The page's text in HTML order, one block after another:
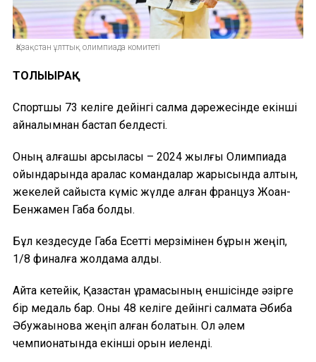
Қазақстан ұлттық олимпиада комитеті
ТОЛЫҒЫРАҚ
Спортшы 73 келіге дейінгі салмақ дәрежесінде екінші
айналымнан бастап белдесті.
Оның алғашқы қарсыласы – 2024 жылғы Олимпиада
ойындарында аралас командалар жарысында алтын,
жекелей сайыста күміс жүлде алған француз Жоан-
Бенжамен Габа болды.
Бұл кездесуде Габа Есетті мерзімінен бұрын жеңіп,
1/8 финалға жолдама алды.
Айта кетейік, Қазақстан құрамасының еншісінде әзірге
бір медаль бар. Оны 48 келіге дейінгі салмақта Әбиба
Әбужақынова жеңіп алған болатын. Ол әлем
чемпионатында екінші орын иеленді.